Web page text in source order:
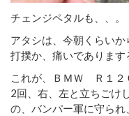
チェンジペタルも、、。
アタシは、今朝くらい
打撲か、痛いであります
これが、ＢＭＷ Ｒ１２
2回、右、左と立ちごけ
の、バンパー軍に守ら